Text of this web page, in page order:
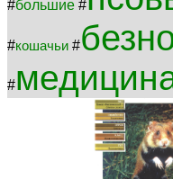
#большие #
#кошачьи #
#